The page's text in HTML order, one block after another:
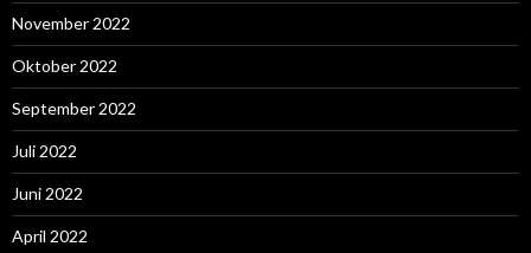
November 2022
Oktober 2022
September 2022
Juli 2022
Juni 2022
April 2022